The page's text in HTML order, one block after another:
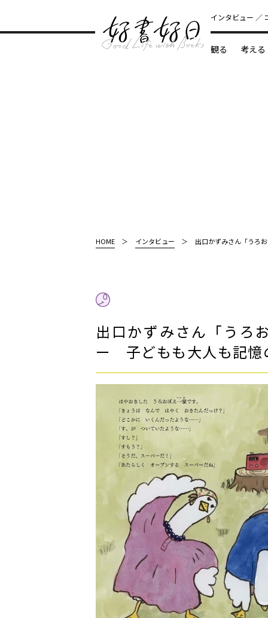
インタビュー
観る 考える
HOME インタビュー 出口かずみさん「うろ
出口かずみさん「うろ
ー 子どもも大人も記憶